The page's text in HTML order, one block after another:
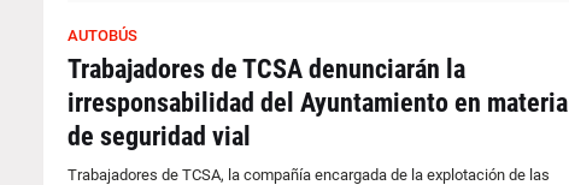
AUTOBÚS
Trabajadores de TCSA denunciarán la
irresponsabilidad del Ayuntamiento en materia
de seguridad vial
Trabajadores de TCSA, la compañía encargada de la explotación de las